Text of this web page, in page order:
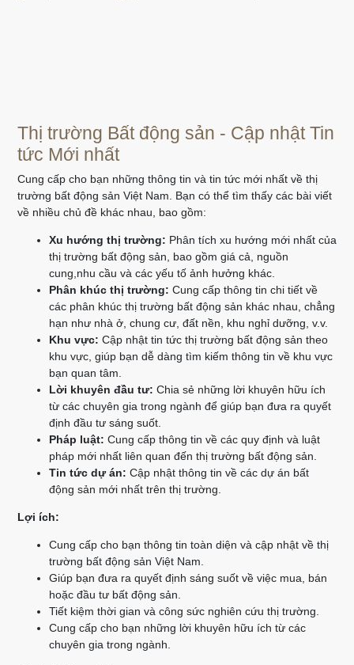
Thị trường Bất động sản - Cập nhật Tin
tức Mới nhất
Cung cấp cho bạn những thông tin và tin tức mới nhất về thị
trường bất động sản Việt Nam. Bạn có thể tìm thấy các bài viết
về nhiều chủ đề khác nhau, bao gồm:
Xu hướng thị trường: Phân tích xu hướng mới nhất của
thị trường bất động sản, bao gồm giá cả, nguồn
cung,nhu cầu và các yếu tố ảnh hưởng khác.
Phân khúc thị trường: Cung cấp thông tin chi tiết về
các phân khúc thị trường bất động sản khác nhau, chẳng
hạn như nhà ở, chung cư, đất nền, khu nghỉ dưỡng, v.v.
Khu vực: Cập nhật tin tức thị trường bất động sản theo
khu vực, giúp bạn dễ dàng tìm kiếm thông tin về khu vực
bạn quan tâm.
Lời khuyên đầu tư: Chia sẻ những lời khuyên hữu ích
từ các chuyên gia trong ngành để giúp bạn đưa ra quyết
định đầu tư sáng suốt.
Pháp luật: Cung cấp thông tin về các quy định và luật
pháp mới nhất liên quan đến thị trường bất động sản.
Tin tức dự án: Cập nhật thông tin về các dự án bất
động sản mới nhất trên thị trường.
Lợi ích:
Cung cấp cho bạn thông tin toàn diện và cập nhật về thị
trường bất động sản Việt Nam.
Giúp bạn đưa ra quyết định sáng suốt về việc mua, bán
hoặc đầu tư bất động sản.
Tiết kiệm thời gian và công sức nghiên cứu thị trường.
Cung cấp cho bạn những lời khuyên hữu ích từ các
chuyên gia trong ngành.